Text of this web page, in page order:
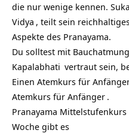
die nur wenige kennen.
Vidya , teilt sein
Aspekte des Pranayama.
Du solltest mit Bauchatmung
Kapalabhati vertraut sein,
Einen Atemkurs für
Atemkurs für Anfänger .
Pranayama
Woche gibt es